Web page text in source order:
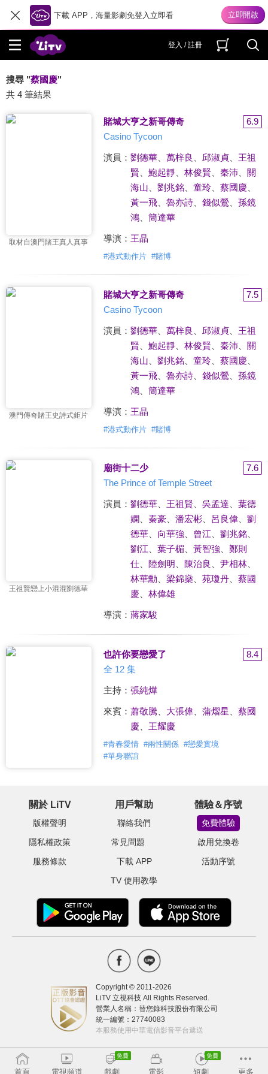
下載 APP，海量影劇免登入立即看
登入 / 註冊
搜尋 "蔡國慶"
共 4 筆結果
取材自澳門賭王真人真事
賭城大亨之新哥傳奇
6.9
Casino Tycoon
演員： 劉德華、 萬梓良 邱淑貞、 王祖
賢
鮑起靜、 林俊賢 秦沛、 關
海山
劉兆銘、 童玲、 蔡國慶
黃一飛、 魯亦詩、 錢似鶯、 孫鏡
鴻、 簡達華
導演： 王晶
#港式動作片 #賭博
澳門傳奇賭王史詩式鉅片
賭城大亨之新哥傳奇
7.5
Casino Tycoon
演員： 劉德華、 萬梓良 邱淑貞、 王祖
賢
鮑起靜、 林俊賢 秦沛、 關
海山
劉兆銘、 童玲、 蔡國慶
黃一飛、 魯亦詩、 錢似鶯、 孫鏡
鴻、 簡達華
導演： 王晶
#港式動作片 #賭博
王祖賢戀上小混混劉德華
廟街十二少
7.6
The Prince of Temple Street
演員： 劉德華、 王祖賢 吳孟達
葉德
嫻、 秦豪 潘宏彬、 呂良偉、 劉
德華、 向華強 曾江 劉兆銘、
劉江
葉子楣 黃智強
鄭則
仕、 陸劍明 陳治良 尹相林、
林華勳
梁錦燊、 苑瓊丹、 蔡國
慶
林偉雄
導演： 蔣家駿
也許你要戀愛了
8.4
全 12 集
主持： 張純燁
來賓： 蕭敬騰 大張偉、 蒲熠星
蔡國
慶
王耀慶
#青春愛情 #兩性關係 #戀愛實境
#單身聯誼
關於 LiTV
版權聲明
隱私權政策
服務條款
用戶幫助
聯絡我們
常見問題
下載 APP
TV 使用教學
體驗＆序號
免費體驗
啟用兌換卷
活動序號
Copyright © 2011-2026
LiTV 立視科技 All Rights Reserved.
營業人名稱：替您錄科技股份有限公司
統一編號：27740083
本服務使用中華電信影音平台遞送
首頁 電視頻道 戲劇 電影 短劇 更多